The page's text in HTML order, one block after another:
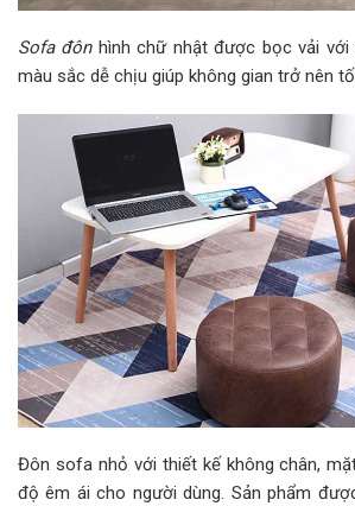
Sofa đônhình chữ nhật được bọc vải với
màu sắc dễ chịu giúp không gian trở nên
Đôn sofa nhỏ với thiết kế không chân,
độ êm ái cho người dùng. Sản phẩm